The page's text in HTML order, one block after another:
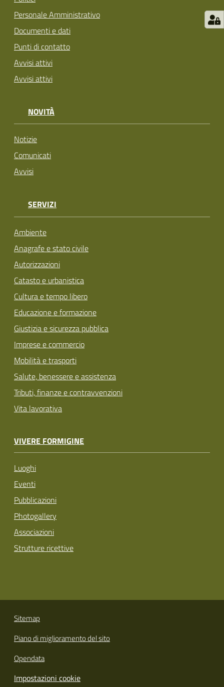
Personale Amministrativo
Documenti e dati
Punti di contatto
Avvisi attivi
Avvisi attivi
NOVITÀ
Notizie
Comunicati
Avvisi
SERVIZI
Ambiente
Anagrafe e stato civile
Autorizzazioni
Catasto e urbanistica
Cultura e tempo libero
Educazione e formazione
Giustizia e sicurezza pubblica
Imprese e commercio
Mobilità e trasporti
Salute, benessere e assistenza
Tributi, finanze e contravvenzioni
Vita lavorativa
VIVERE FORMIGINE
Luoghi
Eventi
Pubblicazioni
Photogallery
Associazioni
Strutture ricettive
Sitemap
Piano di miglioramento del sito
Opendata
Impostazioni cookie